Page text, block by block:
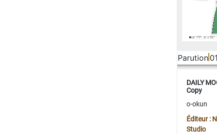
Parution
DAILY
Copy
o-okun
Éditeur :
Studio